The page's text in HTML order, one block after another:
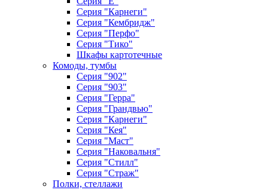
Серия "Карнеги"
Серия "Кембридж"
Серия "Перфо"
Серия "Тико"
Шкафы картотечные
Комоды, тумбы
Серия "902"
Серия "903"
Серия "Герра"
Серия "Грандвью"
Серия "Карнеги"
Серия "Кея"
Серия "Маст"
Серия "Наковальня"
Серия "Стилл"
Серия "Страж"
Полки, стеллажи